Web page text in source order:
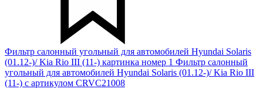
Фильтр салонный угольный для автомобилей Hyundai Solaris
(01.12-)/ Kia Rio III (11-) картинка номер 1 Фильтр салонный
угольный для автомобилей Hyundai Solaris (01.12-)/ Kia Rio III
(11-) с артикулом CRVC21008